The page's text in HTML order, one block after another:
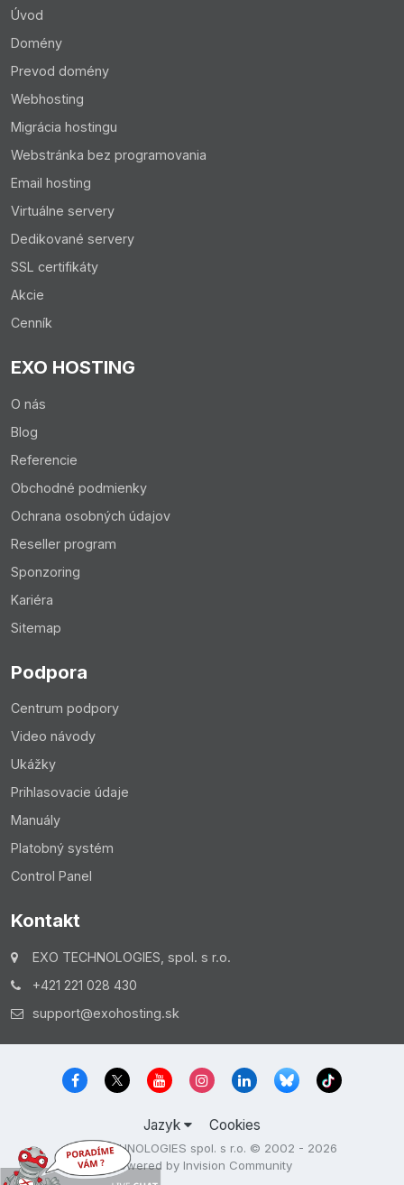
Úvod
Domény
Prevod domény
Webhosting
Migrácia hostingu
Webstránka bez programovania
Email hosting
Virtuálne servery
Dedikované servery
SSL certifikáty
Akcie
Cenník
EXO HOSTING
O nás
Blog
Referencie
Obchodné podmienky
Ochrana osobných údajov
Reseller program
Sponzoring
Kariéra
Sitemap
Podpora
Centrum podpory
Video návody
Ukážky
Prihlasovacie údaje
Manuály
Platobný systém
Control Panel
Kontakt
EXO TECHNOLOGIES, spol. s r.o.
+421 221 028 430
support@exohosting.sk
Jazyk Cookies
EXO TECHNOLOGIES spol. s r.o. © 2002 - 2026
Powered by Invision Community